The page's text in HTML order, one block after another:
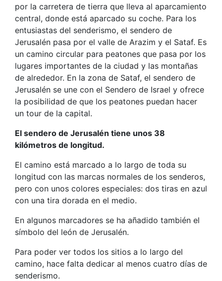
por la carretera de tierra que lleva al aparcamiento
central, donde está aparcado su coche. Para los
entusiastas del senderismo, el sendero de
Jerusalén pasa por el valle de Arazim y el Sataf. Es
un camino circular para peatones que pasa por los
lugares importantes de la ciudad y las montañas
de alrededor. En la zona de Sataf, el sendero de
Jerusalén se une con el Sendero de Israel y ofrece
la posibilidad de que los peatones puedan hacer
un tour de la capital.
El sendero de Jerusalén tiene unos 38
kilómetros de longitud.
El camino está marcado a lo largo de toda su
longitud con las marcas normales de los senderos,
pero con unos colores especiales: dos tiras en azul
con una tira dorada en el medio.
En algunos marcadores se ha añadido también el
símbolo del león de Jerusalén.
Para poder ver todos los sitios a lo largo del
camino, hace falta dedicar al menos cuatro días de
senderismo.